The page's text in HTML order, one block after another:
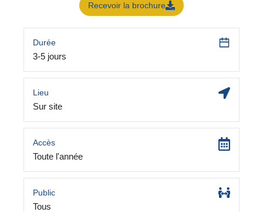
Recevoir la brochure
Durée
3-5 jours
Lieu
Sur site
Accès
Toute l'année
Public
Tous